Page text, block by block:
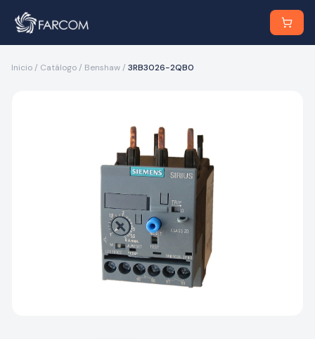
Inicio / Catálogo / Benshaw / 3RB3026-2QB0